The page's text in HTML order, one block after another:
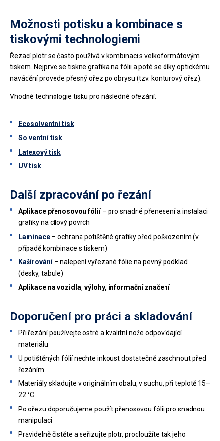
Možnosti potisku a kombinace s
tiskovými technologiemi
Řezací plotr se často používá v kombinaci s velkoformátovým
tiskem. Nejprve se tiskne grafika na fólii a poté se díky optickému
navádění provede přesný ořez po obrysu (tzv. konturový ořez).
Vhodné technologie tisku pro následné ořezání:
Ecosolventní tisk
Solventní tisk
Latexový tisk
UV tisk
Další zpracování po řezání
Aplikace přenosovou fólií– pro snadné přenesení a instalaci
grafiky na cílový povrch
Laminace– ochrana potištěné grafiky před poškozením (v
případě kombinace s tiskem)
Kašírování– nalepení vyřezané fólie na pevný podklad
(desky, tabule)
Aplikace na vozidla, výlohy, informační značení
Doporučení pro práci a skladování
Při řezání používejte ostré a kvalitní nože odpovídající
materiálu
U potištěných fólií nechte inkoust dostatečně zaschnout před
řezáním
Materiály skladujte v originálním obalu, v suchu, při teplotě 15–
22 °C
Po ořezu doporučujeme použít přenosovou fólii pro snadnou
manipulaci
Pravidelně čistěte a seřizujte plotr, prodloužíte tak jeho